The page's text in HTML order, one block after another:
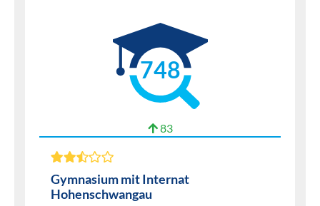
748
83
Gymnasium mit Internat
Hohenschwangau